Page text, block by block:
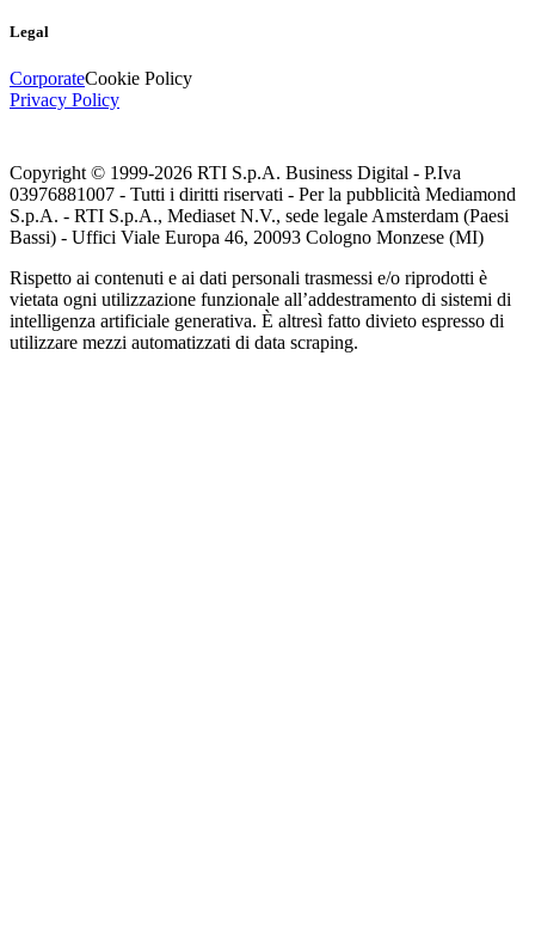
Legal
CorporateCookie Policy
Privacy Policy
Copyright © 1999-2026 RTI S.p.A. Business Digital - P.Iva
03976881007 - Tutti i diritti riservati - Per la pubblicità Mediamond
S.p.A. - RTI S.p.A., Mediaset N.V., sede legale Amsterdam (Paesi
Bassi) - Uffici Viale Europa 46, 20093 Cologno Monzese (MI)
Rispetto ai contenuti e ai dati personali trasmessi e/o riprodotti è
vietata ogni utilizzazione funzionale all’addestramento di sistemi di
intelligenza artificiale generativa. È altresì fatto divieto espresso di
utilizzare mezzi automatizzati di data scraping.